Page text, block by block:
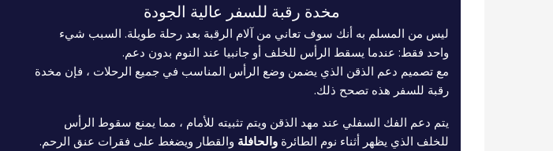
مخدة رقبة للسفر عالية الجودة
ليس من المسلم به أنك سوف تعاني من آلام الرقبة بعد رحلة طويلة. السبب شيء
واحد فقط: عندما يسقط الرأس للخلف أو جانبيا عند النوم بدون دعم.
مع تصميم دعم الذقن الذي يضمن وضع الرأس المناسب في جميع الرحلات ، فإن مخدة
رقبة للسفر هذه تصحح ذلك.
يتم دعم الفك السفلي عند مهد الذقن ويتم تثبيته للأمام ، مما يمنع سقوط الرأس
للخلف الذي يظهر أثناء نوم الطائرة والحافلة والقطار ويضغط على فقرات عنق الرحم.